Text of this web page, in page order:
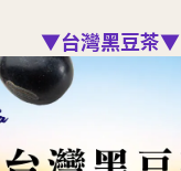
▼台灣黑豆茶▼